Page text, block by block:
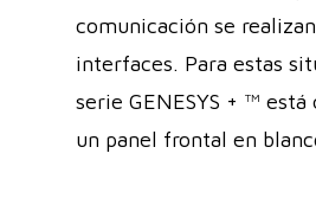
comunicación se
interfaces. Para estas
serie GENESYS + ™
un panel frontal en